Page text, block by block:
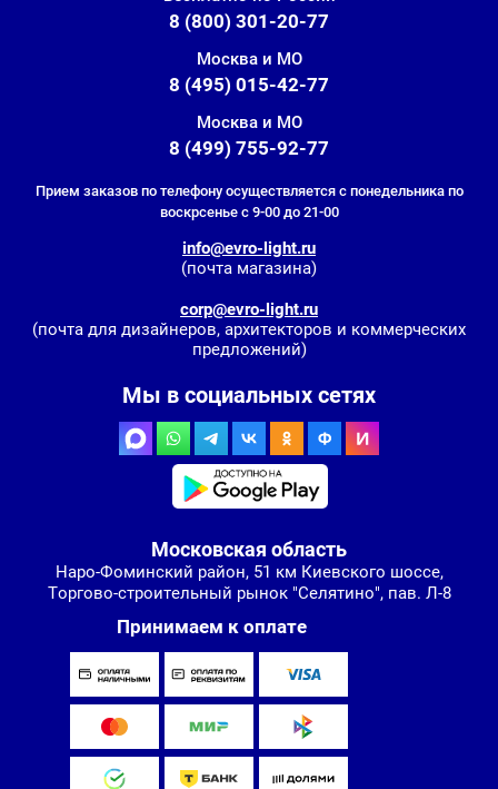
8 (800) 301-20-77
Москва и МО
8 (495) 015-42-77
Москва и МО
8 (499) 755-92-77
Прием заказов по телефону осуществляется с понедельника по
воскрсенье с 9-00 до 21-00
info@evro-light.ru
(почта магазина)
corp@evro-light.ru
(почта для дизайнеров, архитекторов и коммерческих
предложений)
Мы в социальных сетях
Московская область
Наро-Фоминский район, 51 км Киевского шоссе,
Торгово-строительный рынок "Селятино", пав. Л-8
Принимаем к оплате